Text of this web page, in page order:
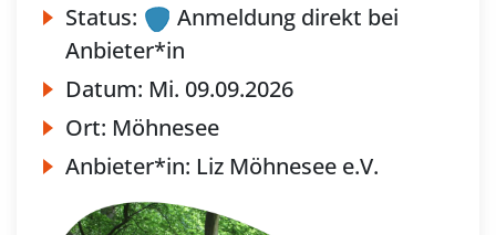
Status:
Anmeldung direkt bei
Anbieter*in
Datum: Mi. 09.09.2026
Ort: Möhnesee
Anbieter*in: Liz Möhnesee e.V.